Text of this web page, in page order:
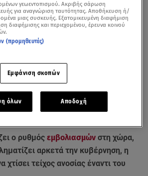
για το ποσοστό εμβολιασμών στα
του υπουργείου Υγείας για την εμβολιαστική
(13/9/21)
ο ρυθμός εμβολιασμών στη χώρα,
αρκετά την κυβέρνηση, η
χτίσει τείχος ανοσίας έναντι του
γεωεντοπισμού. Ακριβής σάρωση
για αναγνώριση ταυτότητας. Αποθήκευση ή/
μιας συσκευής. Εξατομικευμένη διαφήμιση
διαφήμισης και περιεχομένου, έρευνα κοινού
(προμηθευτές)
Εμφάνιση σκοπών
όλων Αποδοχή